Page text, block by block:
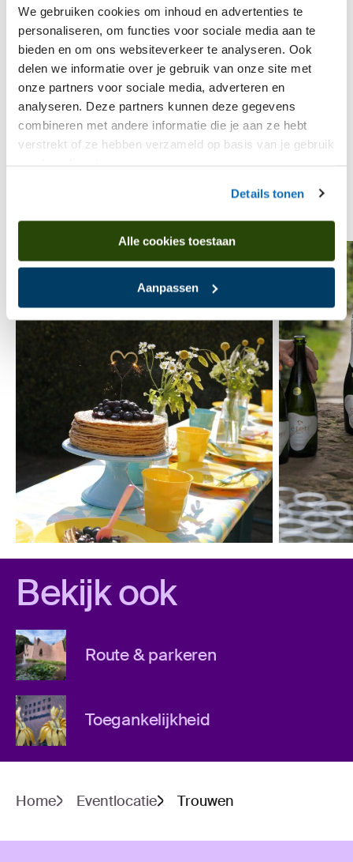
We gebruiken cookies om inhoud en advertenties te
personaliseren, om functies voor sociale media aan te
bieden en om ons websiteverkeer te analyseren. Ook
delen we informatie over je gebruik van onze site met
onze partners voor sociale media, adverteren en
analyseren. Deze partners kunnen deze gegevens
combineren met andere informatie die je aan ze hebt
verstrekt of ze hebben verzameld op basis van je gebruik
Details tonen
Alle cookies toestaan
Aanpassen
offerte ontvangen? Neem dan contact op
met Annette Offringa via
a.offringa@drentsmuseum.nl of vul het
aanvraagformulier in. Van maandag t/m
donderdag zijn we telefonisch bereikbaar
op 050 - 309 58 18.
Aanvraagformulier
Aanvraagformulier
Bekijk ook
Route & parkeren
Toegankelijkheid
Home Eventlocatie Trouwen